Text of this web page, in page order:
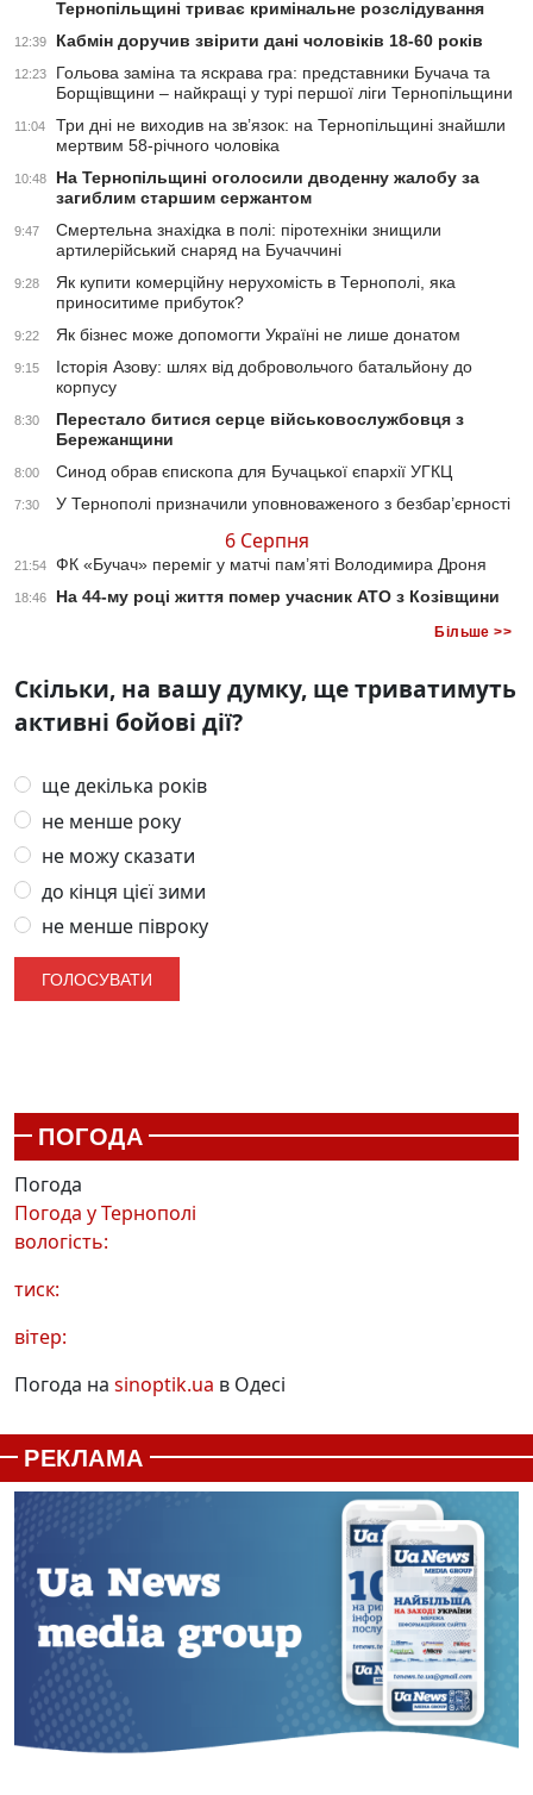
Тернопільщині триває кримінальне розслідування
12:39 Кабмін доручив звірити дані чоловіків 18-60 років
12:23
Гольова заміна та яскрава гра: представники Бучача та
Борщівщини – найкращі у турі першої ліги Тернопільщини
11:04
Три дні не виходив на зв’язок: на Тернопільщині знайшли
мертвим 58-річного чоловіка
10:48
На Тернопільщині оголосили дводенну жалобу за
загиблим старшим сержантом
9:47
Смертельна знахідка в полі: піротехніки знищили
артилерійський снаряд на Бучаччині
9:28
Як купити комерційну нерухомість в Тернополі, яка
приноситиме прибуток?
9:22 Як бізнес може допомогти Україні не лише донатом
9:15
Історія Азову: шлях від добровольчого батальйону до
корпусу
8:30
Перестало битися серце військовослужбовця з
Бережанщини
8:00 Синод обрав єпископа для Бучацької єпархії УГКЦ
7:30 У Тернополі призначили уповноваженого з безбар’єрності
6 Серпня
21:54 ФК «Бучач» переміг у матчі пам’яті Володимира Дроня
18:46 На 44-му році життя помер учасник АТО з Козівщини
Більше >>
Скільки, на вашу думку, ще триватимуть
активні бойові дії?
ще декілька років
не менше року
не можу сказати
до кінця цієї зими
не менше півроку
ПОГОДА
Погода
Погода уТернополі
вологість:
тиск:
вітер:
Погода на sinoptik.ua в Одесі
РЕКЛАМА